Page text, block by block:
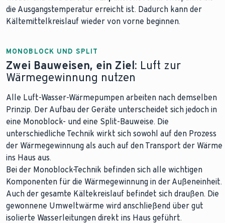
die Ausgangstemperatur erreicht ist. Dadurch kann der
Kältemittelkreislauf wieder von vorne beginnen.
MONOBLOCK UND SPLIT
Zwei Bauweisen, ein Ziel: Luft zur
Wärmegewinnung nutzen
Alle Luft-Wasser-Wärmepumpen arbeiten nach demselben
Prinzip. Der Aufbau der Geräte unterscheidet sich jedoch in
eine Monoblock- und eine Split-Bauweise. Die
unterschiedliche Technik wirkt sich sowohl auf den Prozess
der Wärmegewinnung als auch auf den Transport der Wärme
ins Haus aus.
Bei der Monoblock-Technik befinden sich alle wichtigen
Komponenten für die Wärmegewinnung in der Außeneinheit.
Auch der gesamte Kältekreislauf befindet sich draußen. Die
gewonnene Umweltwärme wird anschließend über gut
isolierte Wasserleitungen direkt ins Haus geführt.